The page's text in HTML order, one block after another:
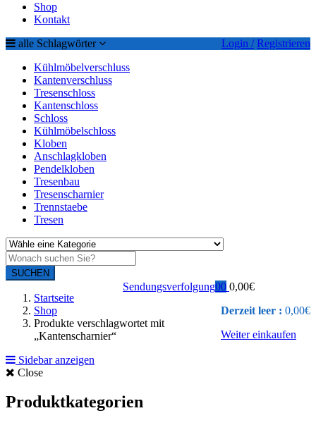
Shop
Kontakt
Login / Registrieren
alle Schlagwörter
Kühlmöbelverschluss
Kantenverschluss
Tresenschloss
Kantenschloss
Schloss
Kühlmöbelschloss
Kloben
Anschlagkloben
Pendelkloben
Tresenbau
Tresenscharnier
Trennstaebe
Tresen
SUCHEN
0 0,00€
Derzeit leer : 0,00€
Weiter einkaufen
0
Sendungsverfolgung
Startseite
Shop
Produkte verschlagwortet mit
„Kantenscharnier“
Sidebar anzeigen
Close
Produktkategorien